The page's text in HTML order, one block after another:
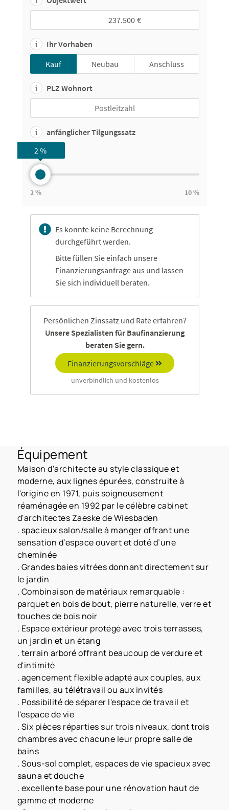
Équipement
Maison d'architecte au style classique et
moderne, aux lignes épurées, construite à
l'origine en 1971, puis soigneusement
réaménagée en 1992 par le célèbre cabinet
d'architectes Zaeske de Wiesbaden
. spacieux salon/salle à manger offrant une
sensation d’espace ouvert et doté d’une
cheminée
. Grandes baies vitrées donnant directement sur
le jardin
. Combinaison de matériaux remarquable :
parquet en bois de bout, pierre naturelle, verre et
touches de bois noir
. Espace extérieur protégé avec trois terrasses,
un jardin et un étang
. terrain arboré offrant beaucoup de verdure et
d'intimité
. agencement flexible adapté aux couples, aux
familles, au télétravail ou aux invités
. Possibilité de séparer l'espace de travail et
l'espace de vie
. Six pièces réparties sur trois niveaux, dont trois
chambres avec chacune leur propre salle de
bains
. Sous-sol complet, espaces de vie spacieux avec
sauna et douche
. excellente base pour une rénovation haut de
gamme et moderne